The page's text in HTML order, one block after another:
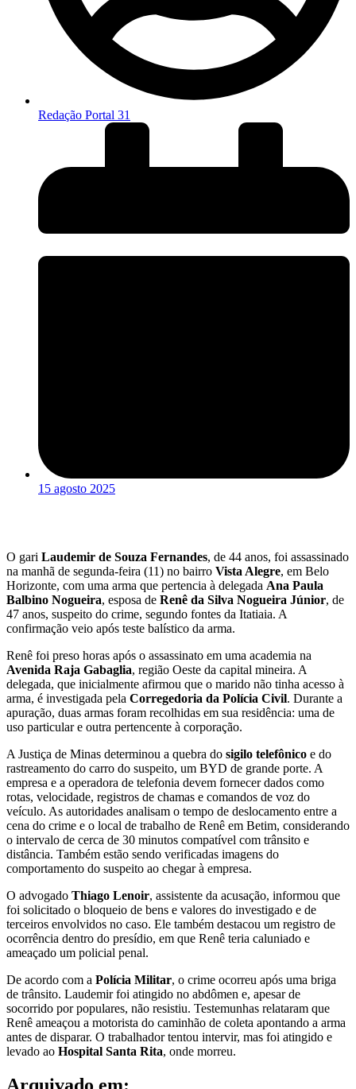
Redação Portal 31
15 agosto 2025
O gari Laudemir de Souza Fernandes, de 44 anos, foi assassinado
na manhã de segunda-feira (11) no bairro Vista Alegre, em Belo
Horizonte, com uma arma que pertencia à delegada Ana Paula
Balbino Nogueira, esposa de Renê da Silva Nogueira Júnior, de
47 anos, suspeito do crime, segundo fontes da Itatiaia. A
confirmação veio após teste balístico da arma.
Renê foi preso horas após o assassinato em uma academia na
Avenida Raja Gabaglia, região Oeste da capital mineira. A
delegada, que inicialmente afirmou que o marido não tinha acesso à
arma, é investigada pela Corregedoria da Polícia Civil. Durante a
apuração, duas armas foram recolhidas em sua residência: uma de
uso particular e outra pertencente à corporação.
A Justiça de Minas determinou a quebra do sigilo telefônico e do
rastreamento do carro do suspeito, um BYD de grande porte. A
empresa e a operadora de telefonia devem fornecer dados como
rotas, velocidade, registros de chamas e comandos de voz do
veículo. As autoridades analisam o tempo de deslocamento entre a
cena do crime e o local de trabalho de Renê em Betim, considerando
o intervalo de cerca de 30 minutos compatível com trânsito e
distância. Também estão sendo verificadas imagens do
comportamento do suspeito ao chegar à empresa.
O advogado Thiago Lenoir, assistente da acusação, informou que
foi solicitado o bloqueio de bens e valores do investigado e de
terceiros envolvidos no caso. Ele também destacou um registro de
ocorrência dentro do presídio, em que Renê teria caluniado e
ameaçado um policial penal.
De acordo com a Polícia Militar, o crime ocorreu após uma briga
de trânsito. Laudemir foi atingido no abdômen e, apesar de
socorrido por populares, não resistiu. Testemunhas relataram que
Renê ameaçou a motorista do caminhão de coleta apontando a arma
antes de disparar. O trabalhador tentou intervir, mas foi atingido e
levado ao Hospital Santa Rita, onde morreu.
Arquivado em: